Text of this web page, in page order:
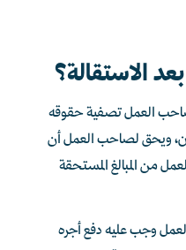
الاستقالة؟
العمل تصفية حقوقه
ويحق لصاحب العمل أن
من المبالغ المستحقة
وجب عليه دفع أجره